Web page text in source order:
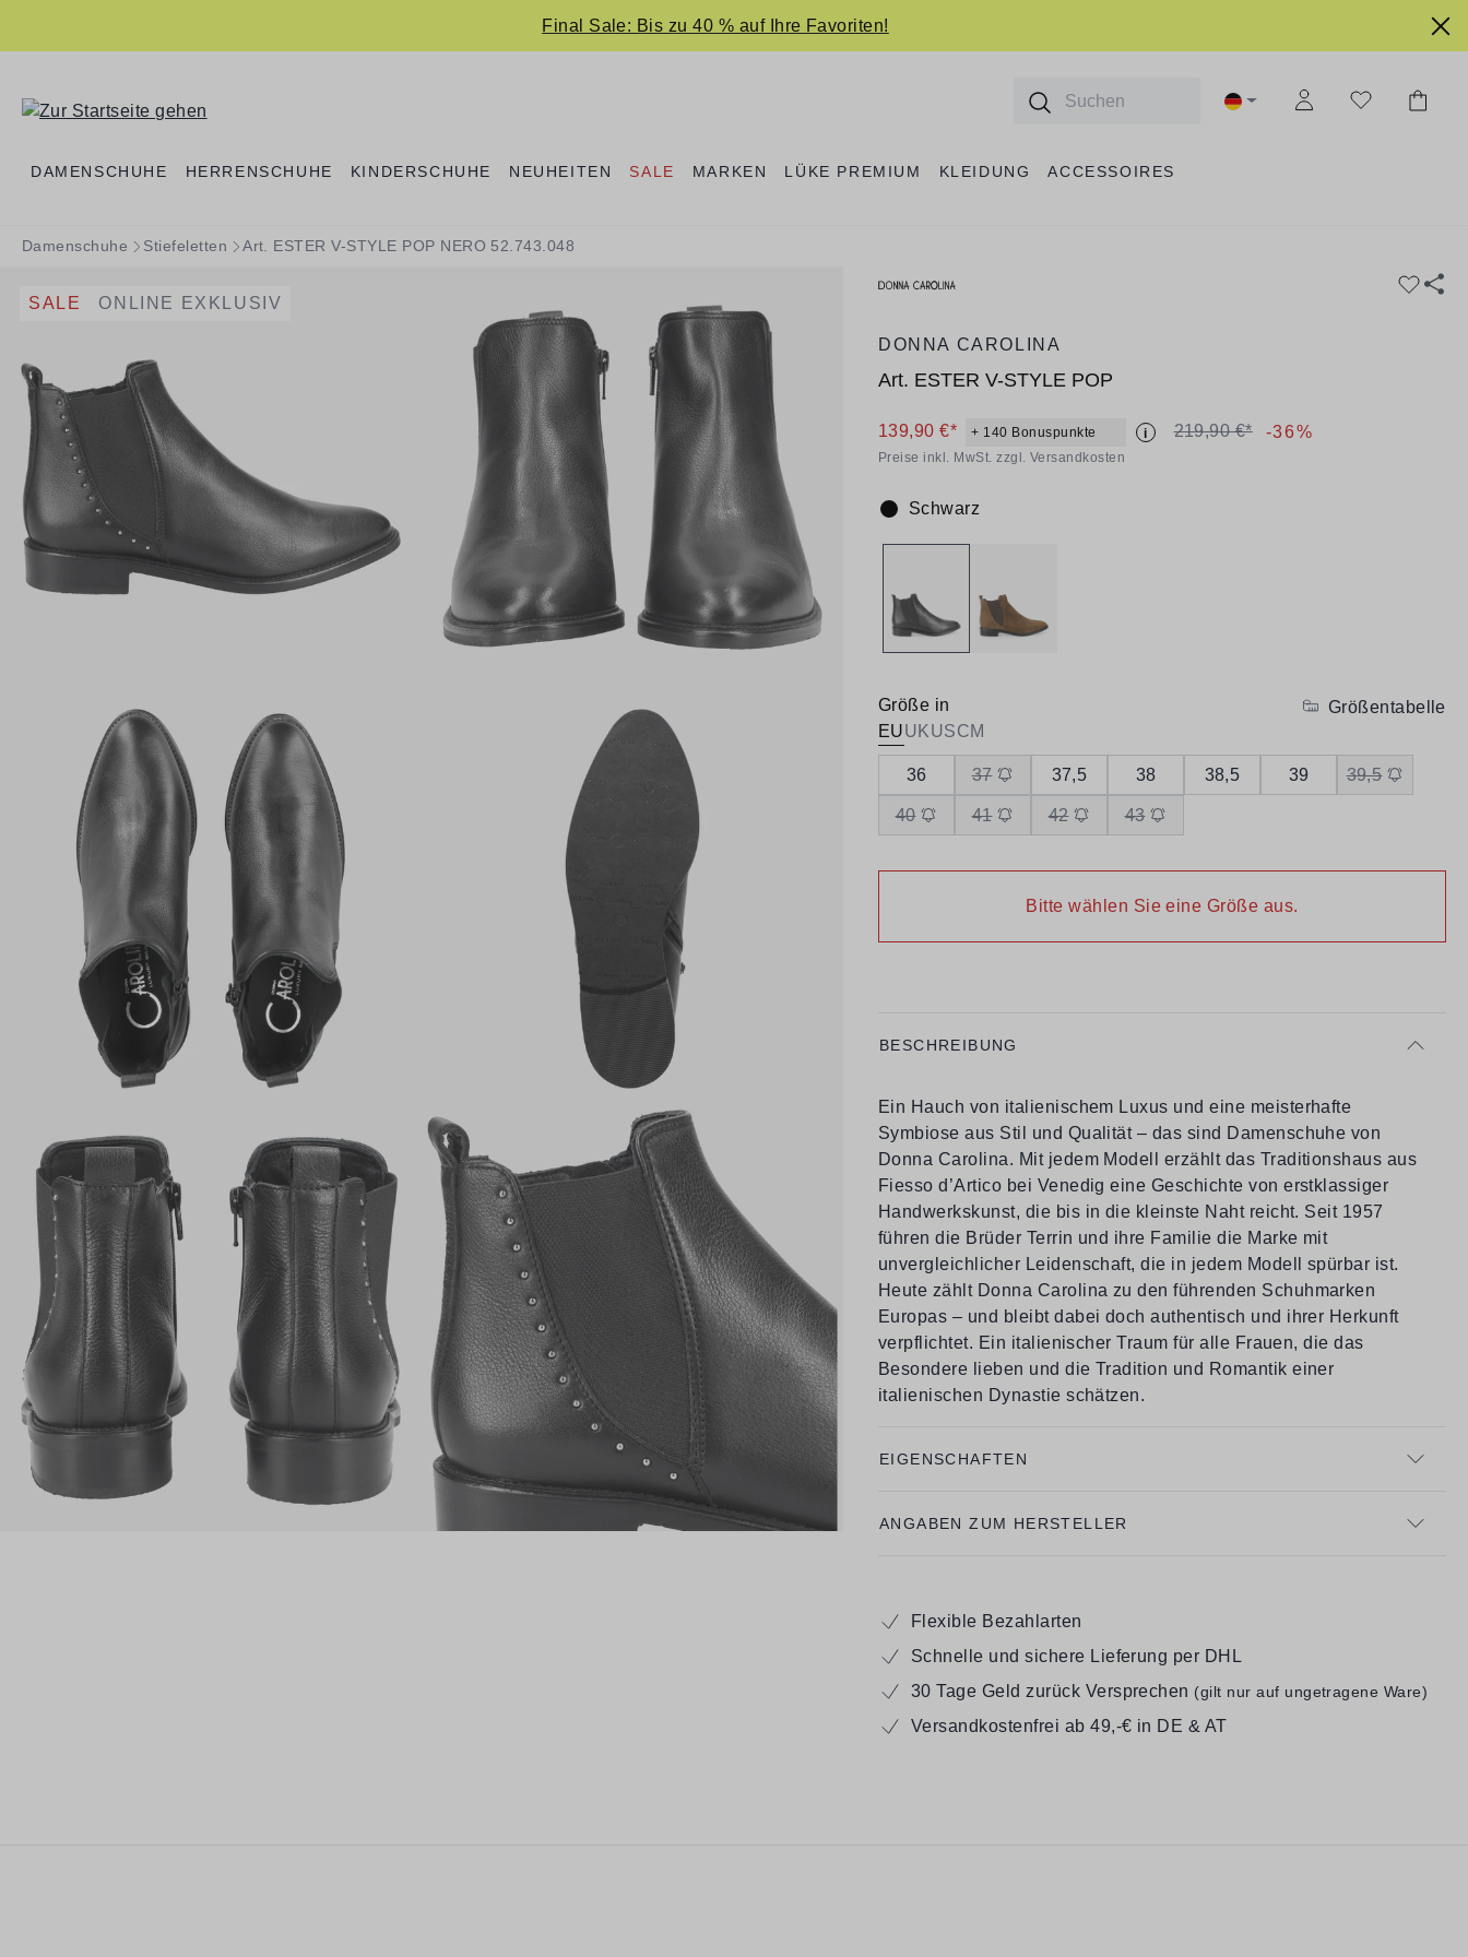
Final Sale: Bis zu 40 % auf Ihre Favoriten!
DAMENSCHUHE HERRENSCHUHE KINDERSCHUHE NEUHEITEN SALE MARKEN LÜKE PREMIUM KLEIDUNG ACCESSOIRES
Damenschuhe Stiefeletten Art. ESTER V-STYLE POP NERO 52.743.048
SALE ONLINE EXKLUSIV
DONNA CAROLINA
Art. ESTER V-STYLE POP
139,90 €* + 140 Bonuspunkte i 219,90 €* -36%
Preise inkl. MwSt. zzgl. Versandkosten
Farbe:
Schwarz
Größe in
EUUKUSCM
Größentabelle
36 37 37,5 38 38,5 39 39,5
40 41 42 43
Bitte wählen Sie eine Größe aus.
BESCHREIBUNG
Ein Hauch von italienischem Luxus und eine meisterhafte
Symbiose aus Stil und Qualität – das sind Damenschuhe von
Donna Carolina. Mit jedem Modell erzählt das Traditionshaus aus
Fiesso d’Artico bei Venedig eine Geschichte von erstklassiger
Handwerkskunst, die bis in die kleinste Naht reicht. Seit 1957
führen die Brüder Terrin und ihre Familie die Marke mit
unvergleichlicher Leidenschaft, die in jedem Modell spürbar ist.
Heute zählt Donna Carolina zu den führenden Schuhmarken
Europas – und bleibt dabei doch authentisch und ihrer Herkunft
verpflichtet. Ein italienischer Traum für alle Frauen, die das
Besondere lieben und die Tradition und Romantik einer
italienischen Dynastie schätzen.
EIGENSCHAFTEN
ANGABEN ZUM HERSTELLER
Flexible Bezahlarten
Schnelle und sichere Lieferung per DHL
30 Tage Geld zurück Versprechen (gilt nur auf ungetragene Ware)
Versandkostenfrei ab 49,-€ in DE & AT